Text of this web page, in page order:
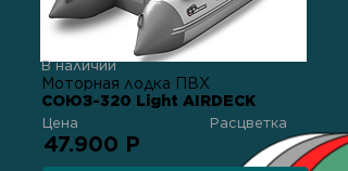
В наличии
Моторная лодка ПВХ
СОЮЗ-320 Light AIRDECK
Цена Расцветка
47.900 Р